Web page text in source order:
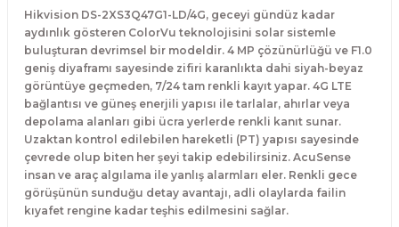
Hikvision DS-2XS3Q47G1-LD/4G, geceyi gündüz kadar
aydınlık gösteren ColorVu teknolojisini solar sistemle
buluşturan devrimsel bir modeldir. 4 MP çözünürlüğü ve F1.0
geniş diyaframı sayesinde zifiri karanlıkta dahi siyah-beyaz
görüntüye geçmeden, 7/24 tam renkli kayıt yapar. 4G LTE
bağlantısı ve güneş enerjili yapısı ile tarlalar, ahırlar veya
depolama alanları gibi ücra yerlerde renkli kanıt sunar.
Uzaktan kontrol edilebilen hareketli (PT) yapısı sayesinde
çevrede olup biten her şeyi takip edebilirsiniz. AcuSense
insan ve araç algılama ile yanlış alarmları eler. Renkli gece
görüşünün sunduğu detay avantajı, adli olaylarda failin
kıyafet rengine kadar teşhis edilmesini sağlar.